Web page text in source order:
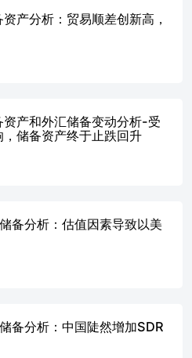
揭牌仪式。 农产品板块 豆油豆粕：
本油厂豆粕库存72万吨，环比+1
仅供学习和参考，不构成任何投资建
）。本报告仅供西南期货有限公司
的客户使用。本公司不会因接收人收
司的当然客户。本报告仅在相关法律
仅为提供信息而发放，概不构成任何
开发布时的判断，可能会随时调整，
去及时更新本报告并通知客户。本报
供给客户做参考之用，不作为客户的
在允许的范围内使用，并注明出处
对本报告进行任何有悖原意的引用、
产分析：贸易顺差创新高，
产和外汇储备变动分析-受
储备资产终于止跌回升
备分析：估值因素导致以美
备分析：中国陡然增加SDR